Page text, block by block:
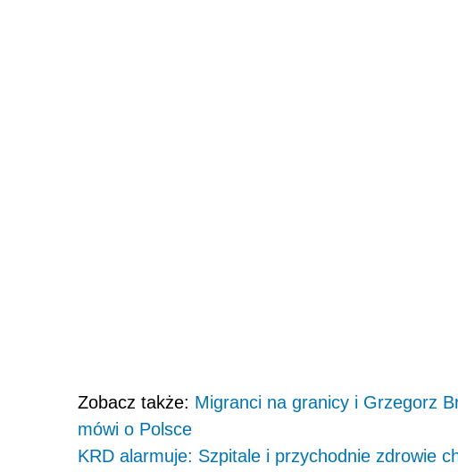
Zobacz także: Migranci na granicy i Grzegorz
mówi o Polsce
KRD alarmuje: Szpitale i przychodnie zdrowie